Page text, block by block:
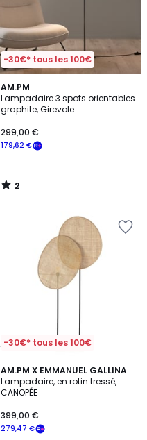
-30€* tous les 100€
AM.PM
Lampadaire 3 spots orientables
graphite, Girevole
179,62 €
299,00 €
2
/
5
2
/
-30€* tous les 100€
AM.PM X EMMANUEL GALLINA
Lampadaire, en rotin tressé,
CANOPÉE
279,47 €
399,00 €
4,4
/ 5